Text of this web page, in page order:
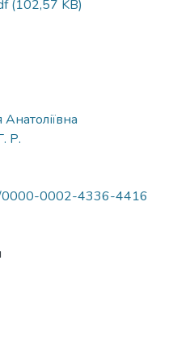
(102,57 KB)
Анатоліївна
Р.
0000-0002-4336-4416